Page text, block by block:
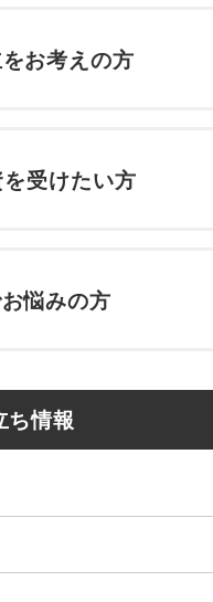
お考えの方
受けたい方
悩みの方
ち情報